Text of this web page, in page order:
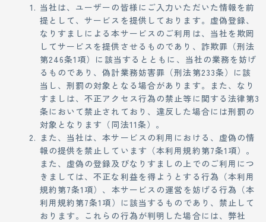
当社は、ユーザーの皆様にご入力いただいた情報を前
提として、サービスを提供しております。虚偽登録、
なりすましによる本サービスのご利用は、当社を欺罔
してサービスを提供させるものであり、詐欺罪（刑法
第246条1項）に該当するとともに、当社の業務を妨げ
るものであり、偽計業務妨害罪（刑法第233条）に該
当し、刑罰の対象となる場合があります。また、なり
すましは、不正アクセス行為の禁止等に関する法律第3
条において禁止されており、違反した場合には刑罰の
対象となります（同法11条）。
また、当社は、本サービスの利用における、虚偽の情
報の提供を禁止しています（本利用規約第7条1項）。
また、虚偽の登録及びなりすましの上でのご利用につ
きましては、不正な利益を得ようとする行為（本利用
規約第7条1項）、本サービスの運営を妨げる行為（本
利用規約第7条1項）に該当するものであり、禁止して
おります。これらの行為が判明した場合には、弊社